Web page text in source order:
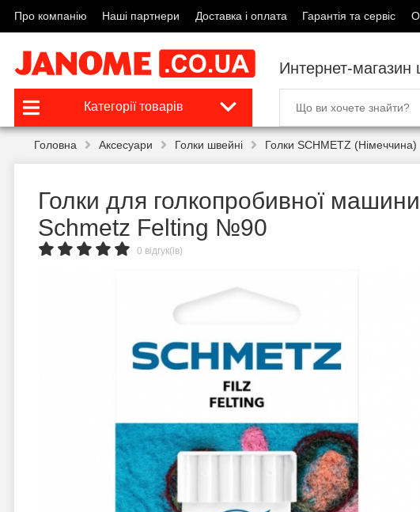
Про компанію Наші партнери Доставка і оплата Гарантія та сервіс
Интернет-
Категорії товарів
Головна Аксесуари Голки швейні Голки SCHMETZ (Німеччина)
Голки для голкопробивної машини
Schmetz Felting №90
0 відгук(ів)